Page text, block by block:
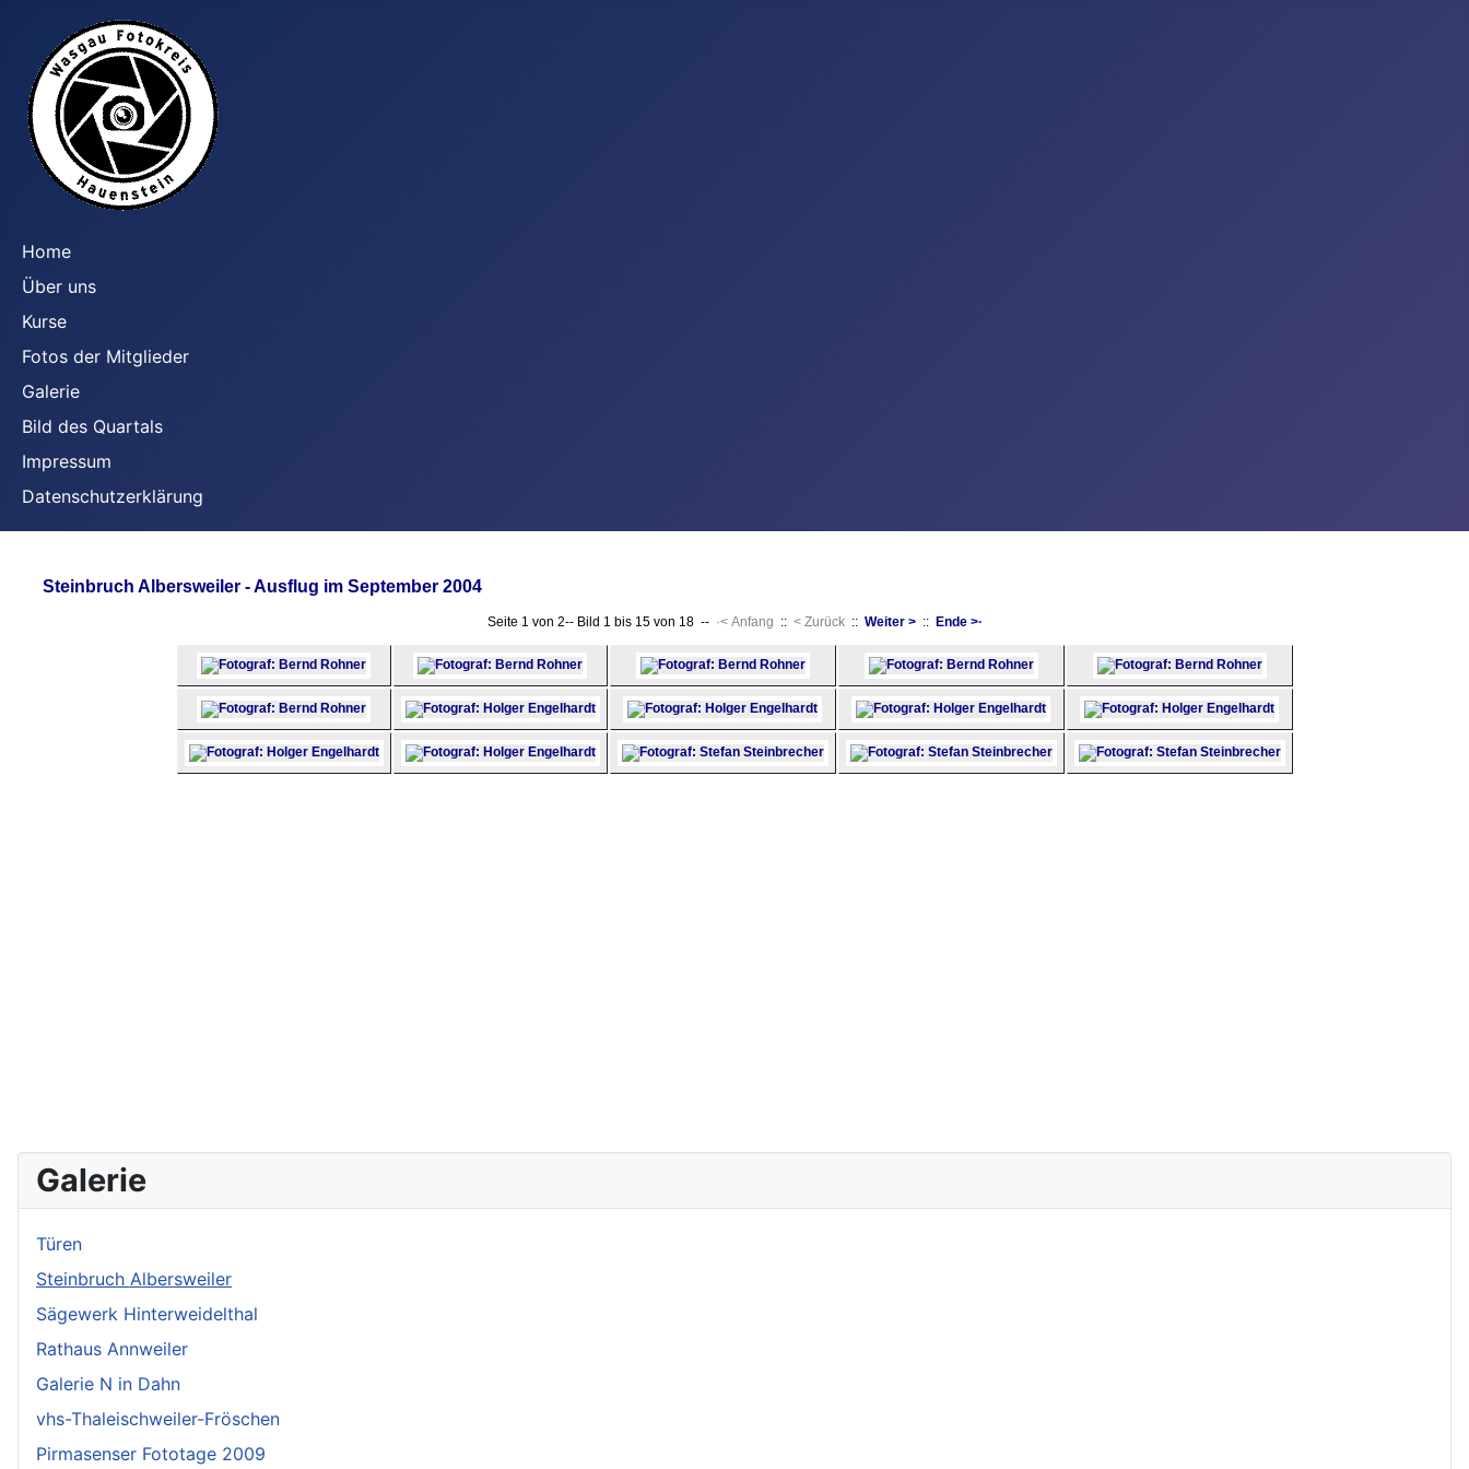
Home
Über uns
Kurse
Fotos der Mitglieder
Galerie
Bild des Quartals
Impressum
Datenschutzerklärung
Galerie
Türen
Steinbruch Albersweiler
Sägewerk Hinterweidelthal
Rathaus Annweiler
Galerie N in Dahn
vhs-Thaleischweiler-Fröschen
Pirmasenser Fototage 2009